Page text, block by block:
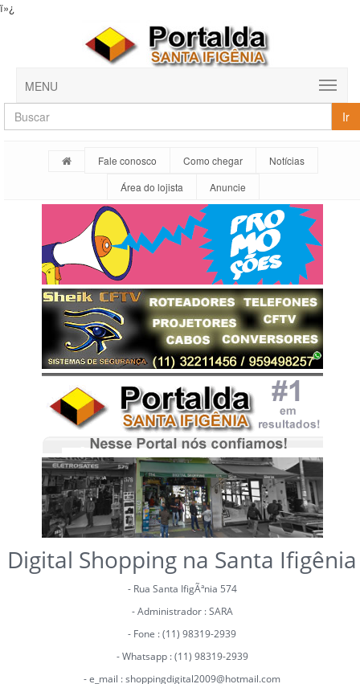
ï»¿
MENU
Ir
Fale conosco Como chegar
Notícias
Área do lojista
Anuncie
Digital Shopping na Santa Ifigênia
- Rua Santa IfigÃªnia 574
- Administrador : SARA
- Fone : (11) 98319-2939
- Whatsapp : (11) 98319-2939
- e_mail : shoppingdigital2009@hotmail.com